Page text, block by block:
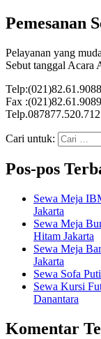
Pemesanan
Pelayanan yang
Sebut tanggal Acara
Telp:(021)82.61.9088
Fax :(021)82.61.9089
Telp.087877.520.712
Cari untuk:
Pos-pos
Sewa Meja
Jakarta
Sewa Meja
Hitam Jakarta
Sewa Meja
Jakarta
Sewa Sofa
Sewa Kursi
Danantara
Komentar